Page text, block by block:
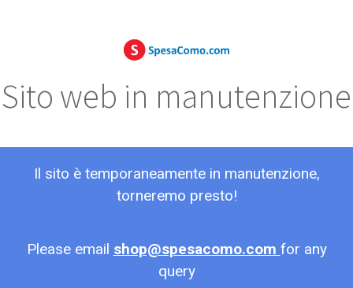
Sito web in manutenzione
Il sito è temporaneamente in manutenzione,
torneremo presto!
Please email shop@spesacomo.com for any
query